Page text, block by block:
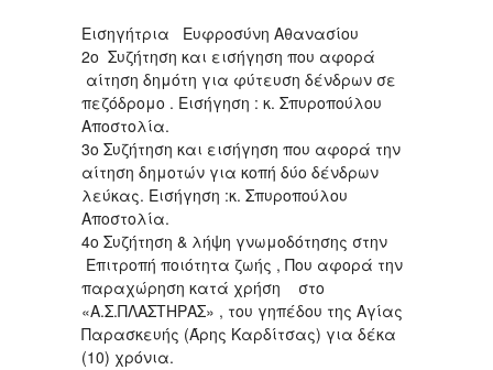
Εισηγήτρια Ευφροσύνη Αθανασίου
2ο Συζήτηση και εισήγηση που αφορά
αίτηση δημότη για φύτευση δένδρων σε
πεζόδρομο . Εισήγηση : κ. Σπυροπούλου
Αποστολία.
3ο Συζήτηση και εισήγηση που αφορά την
αίτηση δημοτών για κοπή δύο δένδρων
λεύκας. Εισήγηση :κ. Σπυροπούλου
Αποστολία.
4ο Συζήτηση & λήψη γνωμοδότησης στην
Επιτροπή ποιότητα ζωής , Που αφορά την
παραχώρηση κατά χρήση στο
«Α.Σ.ΠΛΑΣΤΗΡΑΣ» , του γηπέδου της Αγίας
Παρασκευής (Άρης Καρδίτσας) για δέκα
(10) χρόνια.